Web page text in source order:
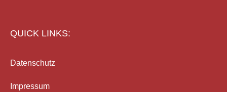
QUICK LINKS:
Datenschutz
Impressum